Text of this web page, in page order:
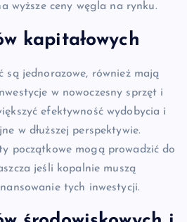
wyższe ceny węgla na rynku.
kapitałowych
są jednorazowe, również mają
w nowoczesny sprzęt i
efektywność wydobycia i
w dłuższej perspektywie.
początkowe mogą prowadzić do
jeśli kopalnie muszą
tych inwestycji.